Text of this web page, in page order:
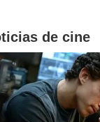
de cine